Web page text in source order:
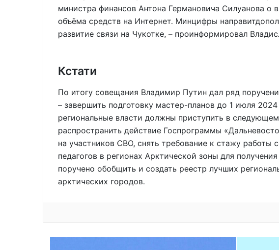
министра финансов Антона Германовича Силуанова о
объёма средств на Интернет. Минцифры
развитие связи на Чукотке, – проинформировал
Кстати
По итогу совещания Владимир Путин дал ряд
– завершить подготовку мастер-планов до 1 июля
региональные власти должны приступить в
распространить действие Госпрограммы
на участников СВО, снять требование к стажу работы
педагогов в регионах Арктической зоны для
поручено обобщить и создать реестр лучших
арктических городов.